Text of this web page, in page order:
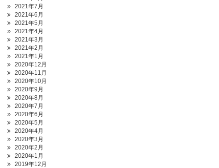
2021年7月
2021年6月
2021年5月
2021年4月
2021年3月
2021年2月
2021年1月
2020年12月
2020年11月
2020年10月
2020年9月
2020年8月
2020年7月
2020年6月
2020年5月
2020年4月
2020年3月
2020年2月
2020年1月
2019年12月